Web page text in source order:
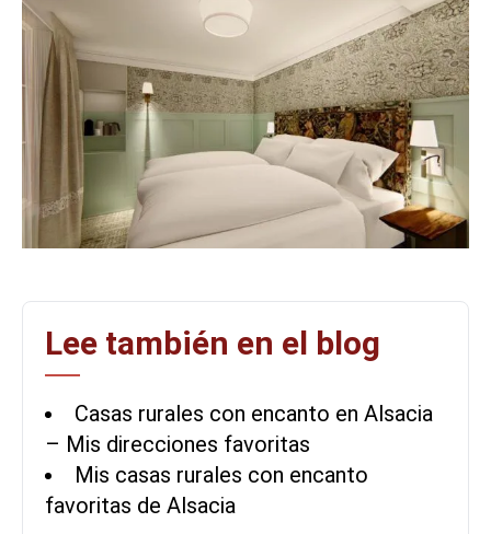
Lee también en el blog
Casas rurales con encanto en Alsacia
– Mis direcciones favoritas
Mis casas rurales con encanto
favoritas de Alsacia